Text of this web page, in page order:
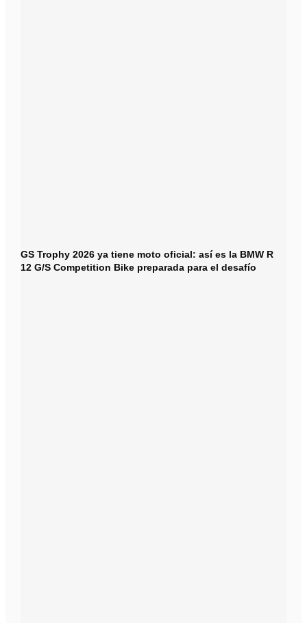
GS Trophy 2026 ya tiene moto oficial: así es la BMW R
12 G/S Competition Bike preparada para el desafío